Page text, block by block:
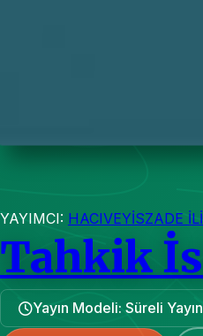
YAYIMCI: HACIVEYİSZADE
Tahkik
Yayın Modeli: Süreli